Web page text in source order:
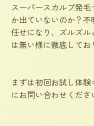
スーパースカルプ発
か出ていないのか？
任せになり、ズルズ
は無い様に徹底してお
まずは初回お試し体
にお問い合わせくださ